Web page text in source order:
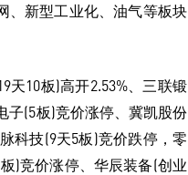
、新型工业化、油气等板块
天10板)高开2.53%、三联锻
子(5板)竞价涨停、冀凯股份
科技(9天5板)竞价跌停，零
)竞价涨停、华辰装备(创业